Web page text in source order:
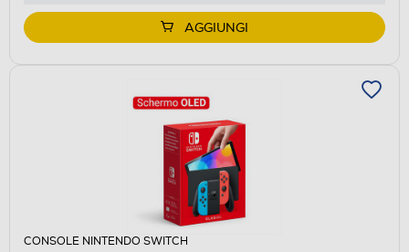
AGGIUNGI
CONSOLE NINTENDO SWITCH